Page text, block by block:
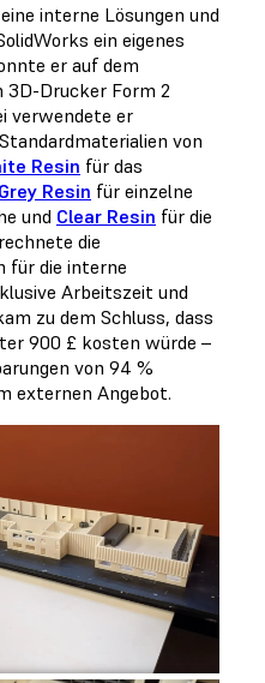
interne Lösungen und
ein eigenes
er auf dem
3D-Drucker Form 2
verwendete er
von
Resin für das
Grey Resin für einzelne
und Clear Resin für die
die
für die interne
Arbeitszeit und
zu dem Schluss, dass
900 £ kosten würde –
von 94 %
externen Angebot.